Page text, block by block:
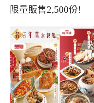
限量販售2,500份!